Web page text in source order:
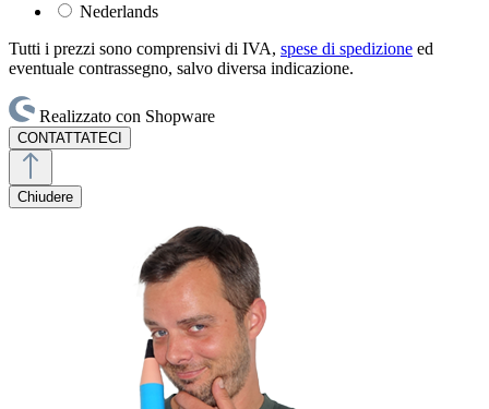
Nederlands
Tutti i prezzi sono comprensivi di IVA, spese di spedizione ed
eventuale contrassegno, salvo diversa indicazione.
Realizzato con Shopware
CONTATTATECI
Chiudere